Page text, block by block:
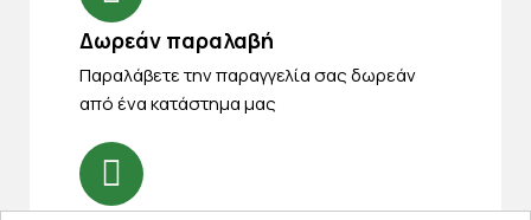
Δωρεάν παραλαβή
Παραλάβετε την παραγγελία σας δωρεάν
από ένα κατάστημα μας